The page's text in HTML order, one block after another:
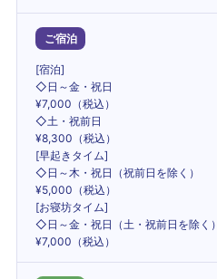
ご宿泊
[宿泊]
◇日～金・祝日
¥7,000（税込）
◇土・祝前日
¥8,300（税込）
[早起きタイム]
◇日～木・祝日（祝前日を除く）
¥5,000（税込）
[お寝坊タイム]
◇日～金・祝日（土・祝前日を除く）
¥7,000（税込）